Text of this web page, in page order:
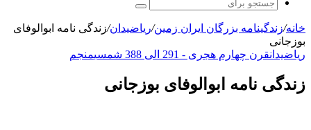
جستجو
برای
خانه/زندگینامه بزرگان ایران زمین/ریاضیدان/زندگی نامه ابوالوفای
بوزجانی
ریاضیدانقرن چهارم هجری - 291 الی 388 شمسی منجم
زندگی نامه ابوالوفای بوزجانی